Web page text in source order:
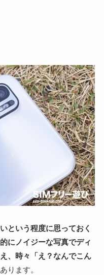
という程度に思っておく
にノイジーな写真でディ
、時々「え？なんでこん
あります。